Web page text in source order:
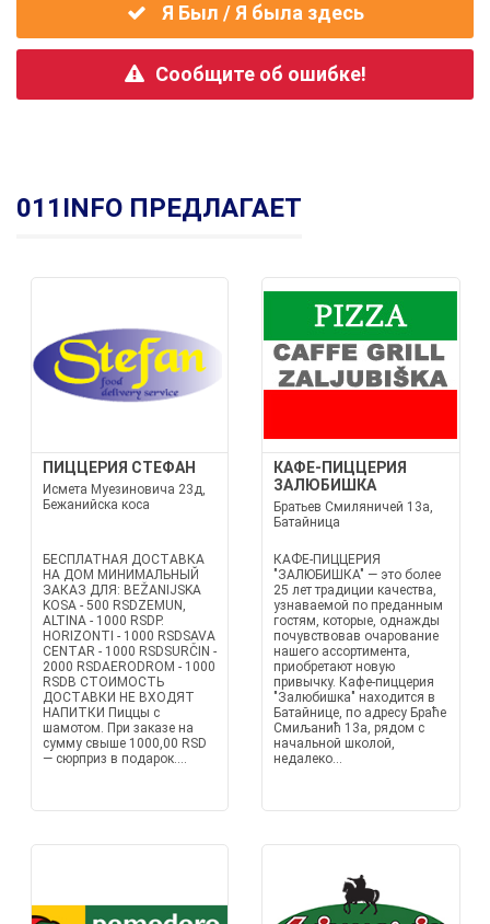
Я Был / Я была здесь
Сообщите об ошибке!
011INFO ПРЕДЛАГАЕТ
ПИЦЦЕРИЯ СТЕФАН
Исмета Муезиновича 23д,
Бежанийска коса
БЕСПЛАТНАЯ ДОСТАВКА
НА ДОМ МИНИМАЛЬНЫЙ
ЗАКАЗ ДЛЯ: BEŽANIJSKA
KOSA - 500 RSDZEMUN,
ALTINA - 1000 RSDP.
HORIZONTI - 1000 RSDSAVA
CENTAR - 1000 RSDSURČIN -
2000 RSDAERODROM - 1000
RSDВ СТОИМОСТЬ
ДОСТАВКИ НЕ ВХОДЯТ
НАПИТКИ Пиццы с
шамотом. При заказе на
сумму свыше 1000,00 RSD
— сюрприз в подарок....
КАФЕ-ПИЦЦЕРИЯ
ЗАЛЮБИШКА
Братьев Смиляничей 13a,
Батайница
КАФЕ-ПИЦЦЕРИЯ
"ЗАЛЮБИШКА" — это более
25 лет традиции качества,
узнаваемой по преданным
гостям, которые, однажды
почувствовав очарование
нашего ассортимента,
приобретают новую
привычку. Кафе-пиццерия
"Залюбишка" находится в
Батайнице, по адресу Браће
Смиљанић 13а, рядом с
начальной школой,
недалеко...